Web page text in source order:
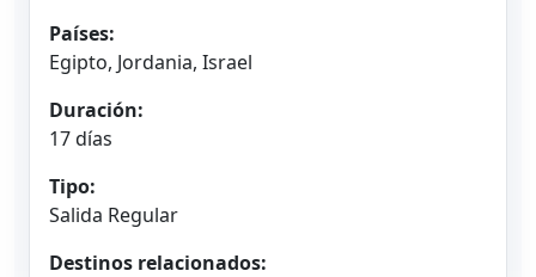
Países:
Egipto, Jordania, Israel
Duración:
17 días
Tipo:
Salida Regular
Destinos relacionados: